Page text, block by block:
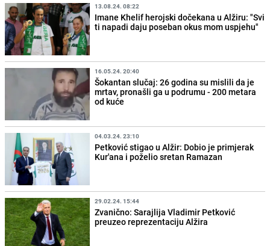
13.08.24. 08:22
Imane Khelif herojski dočekana u Alžiru: "Svi
ti napadi daju poseban okus mom uspjehu"
16.05.24. 20:40
Šokantan slučaj: 26 godina su mislili da je
mrtav, pronašli ga u podrumu - 200 metara
od kuće
04.03.24. 23:10
Petković stigao u Alžir: Dobio je primjerak
Kur'ana i poželio sretan Ramazan
29.02.24. 15:44
Zvanično: Sarajlija Vladimir Petković
preuzeo reprezentaciju Alžira